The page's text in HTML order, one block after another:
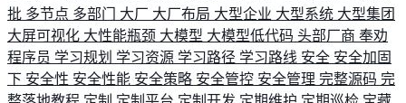
批 多节点 多部门 大厂 大厂布局 大型企业 大型系统 大型集团
大屏可视化 大性能瓶颈 大模型 大模型低代码 头部厂商 奉劝
程序员 学习规划 学习资源 学习路径 学习路线 安全 安全加固
下 安全性 安全性能 安全策略 安全管控 安全管理 完整源码 完